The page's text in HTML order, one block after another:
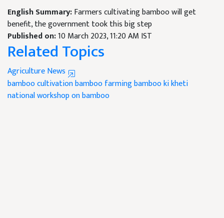
English Summary:Farmers cultivating bamboo will get
benefit, the government took this big step
Published on:10 March 2023, 11:20 AM IST
Related Topics
Agriculture News
bamboo cultivationbamboo farmingbamboo ki kheti
national workshop on bamboo